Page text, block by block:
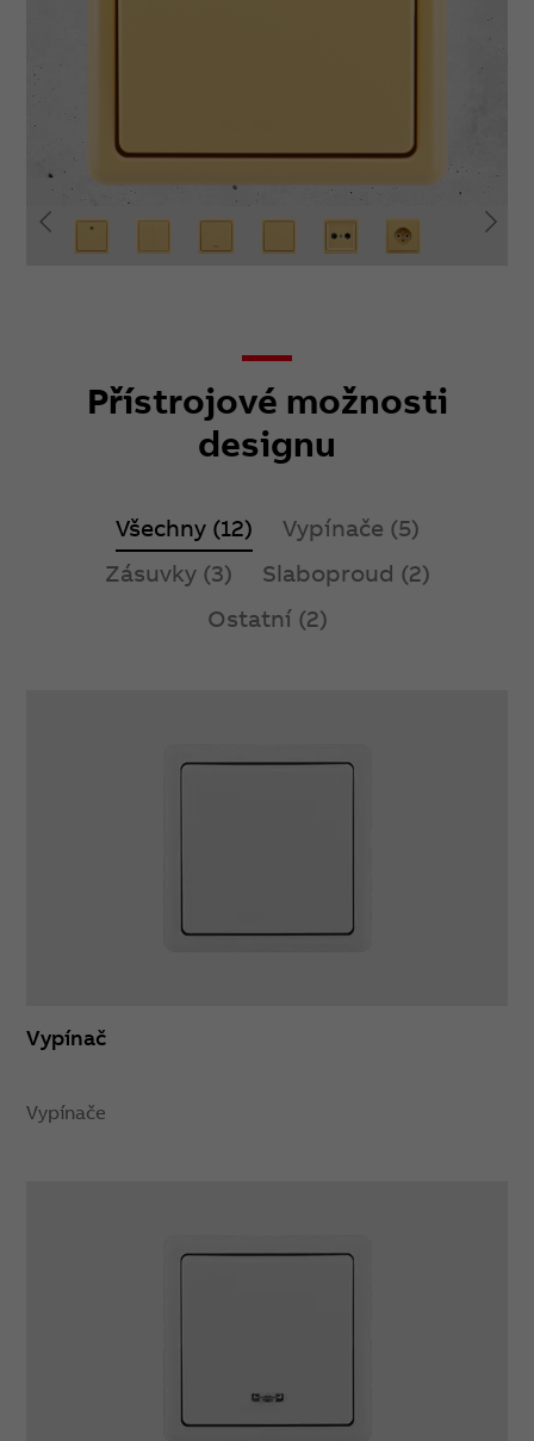
Přístrojové možnosti
designu
Všechny (12)
Vypínače (5)
Zásuvky (3)
Slaboproud (2)
Ostatní (2)
Vypínač
Vypínače